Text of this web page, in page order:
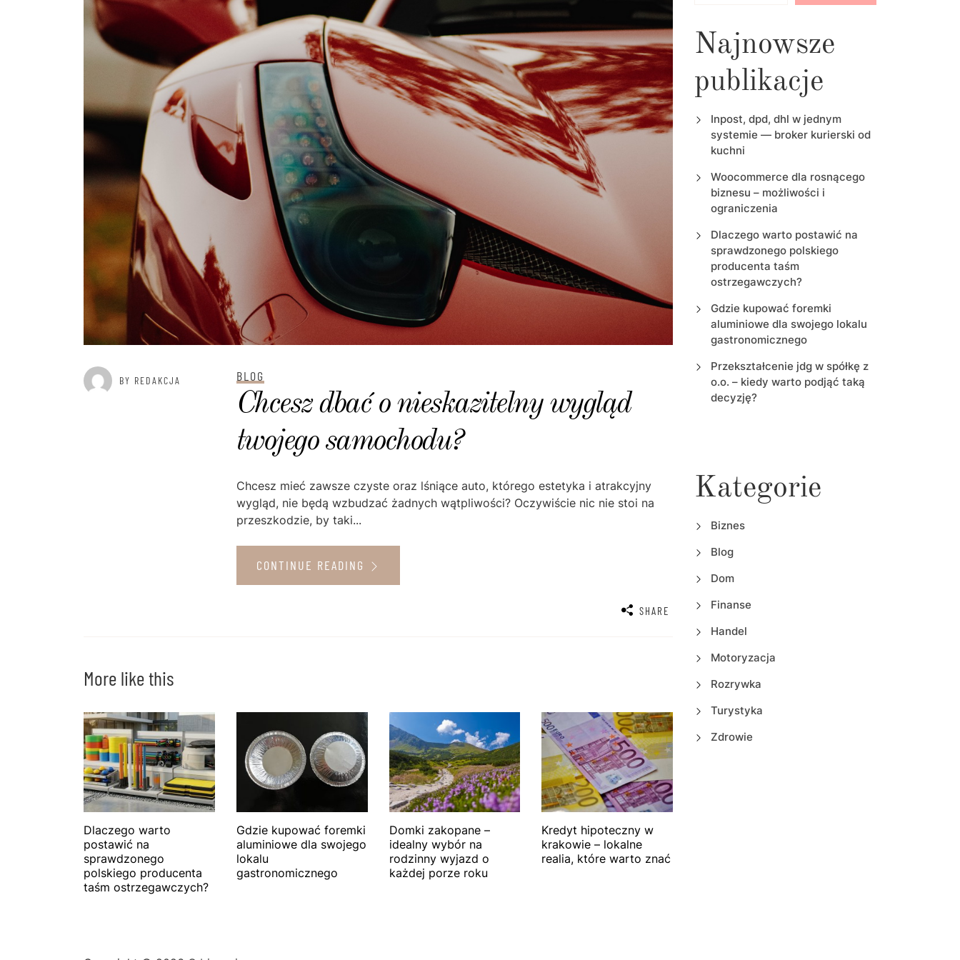
BY REDAKCJA BLOG
Chcesz dbać o nieskazitelny wygląd
twojego samochodu?
Chcesz mieć zawsze czyste oraz lśniące auto, którego estetyka i atrakcyjny
wygląd, nie będą wzbudzać żadnych wątpliwości? Oczywiście nic nie stoi na
przeszkodzie, by taki...
CONTINUE READING
SHARE
More like this
Dlaczego warto
postawić na
sprawdzonego
polskiego producenta
taśm ostrzegawczych?
Gdzie kupować foremki
aluminiowe dla swojego
lokalu
gastronomicznego
Domki zakopane –
idealny wybór na
rodzinny wyjazd o
każdej porze roku
Kredyt hipoteczny w
krakowie – lokalne
realia, które warto znać
Najnowsze
publikacje
Inpost, dpd, dhl w jednym
systemie — broker kurierski od
kuchni
Woocommerce dla rosnącego
biznesu – możliwości i
ograniczenia
Dlaczego warto postawić na
sprawdzonego polskiego
producenta taśm
ostrzegawczych?
Gdzie kupować foremki
aluminiowe dla swojego lokalu
gastronomicznego
Przekształcenie jdg w spółkę z
o.o. – kiedy warto podjąć taką
decyzję?
Kategorie
Biznes
Blog
Dom
Finanse
Handel
Motoryzacja
Rozrywka
Turystyka
Zdrowie